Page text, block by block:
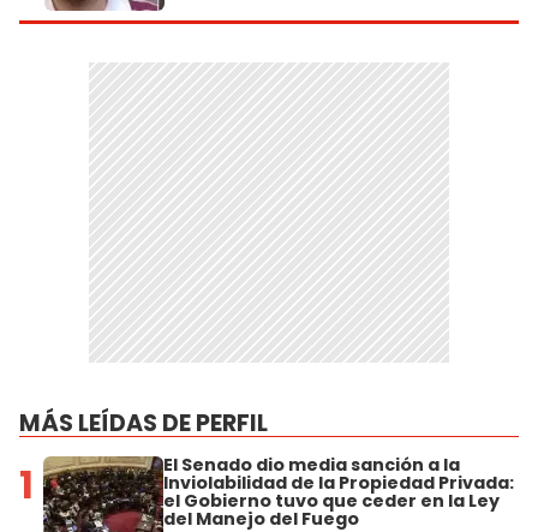
MÁS LEÍDAS DE PERFIL
1 El Senado dio media sanción a la
Inviolabilidad de la Propiedad Privada:
el Gobierno tuvo que ceder en la Ley
del Manejo del Fuego